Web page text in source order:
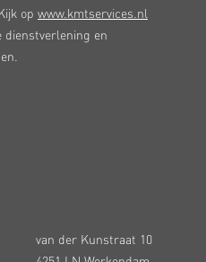
op www.kmtservices.nl
dienstverlening en
van der Kunstraat 10